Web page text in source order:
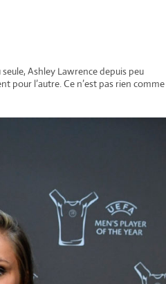
Ashley Lawrence depuis peu
pour l’autre. Ce n’est pas rien comme